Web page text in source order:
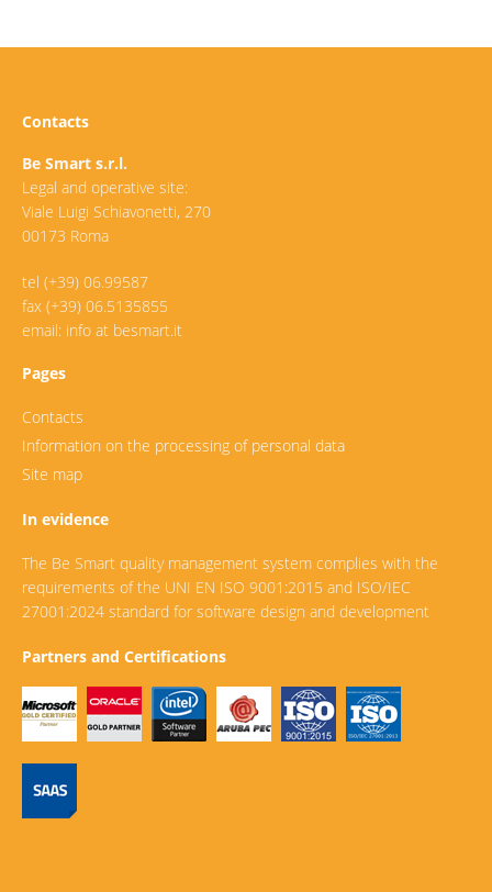
Contacts
Be Smart s.r.l.
Legal and operative site:
Viale Luigi Schiavonetti, 270
00173 Roma
tel (+39) 06.99587
fax (+39) 06.5135855
email: info at besmart.it
Pages
Contacts
Information on the processing of personal data
Site map
In evidence
The Be Smart quality management system complies with the
requirements of the UNI EN ISO 9001:2015 and ISO/IEC
27001:2024 standard for software design and development
Partners and Certifications